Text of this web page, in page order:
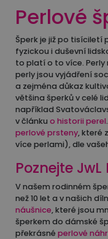
Perlové
Šperk je již po
fyzickou i duševní
to platí o to více. Perly
perly jsou vyjádření
a zejména důkaz
většina šperků v celé
například
v článku o historii perel
perlové prsteny, které
více perlami), dle
Poznejte
V našem rodinném
než 10 let a v našich
náušnice, které jsou
šperkem do dámské
překrásné perlové